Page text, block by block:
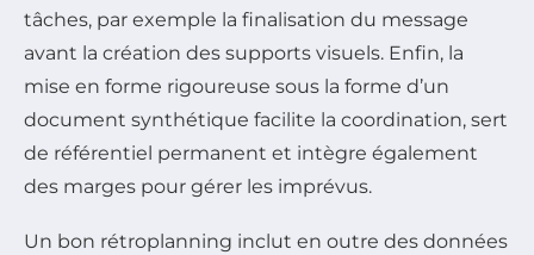
tâches, par exemple la finalisation du message
avant la création des supports visuels. Enfin, la
mise en forme rigoureuse sous la forme d’un
document synthétique facilite la coordination, sert
de référentiel permanent et intègre également
des marges pour gérer les imprévus.
Un bon rétroplanning inclut en outre des données